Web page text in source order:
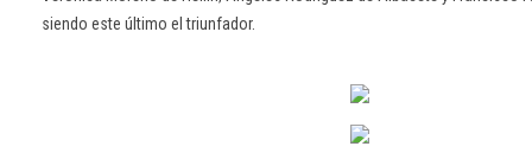
siendo este último el triunfador.